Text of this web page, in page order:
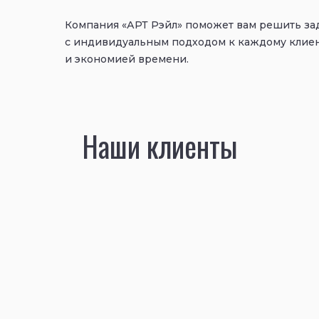
Компания «АРТ Рэйл» поможет вам решить
с индивидуальным подходом к каждому
и экономией времени.
Наши клиенты